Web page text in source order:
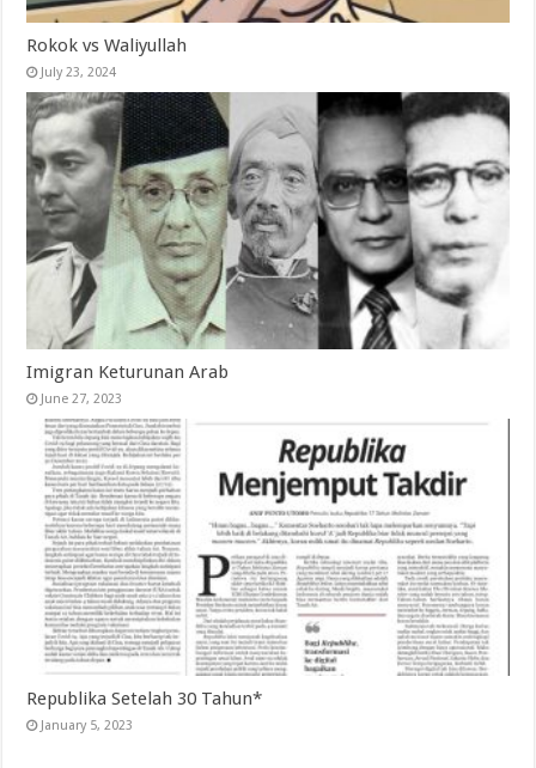
Rokok vs Waliyullah
July 23, 2024
Imigran Keturunan Arab
June 27, 2023
Republika Setelah 30 Tahun*
January 5, 2023